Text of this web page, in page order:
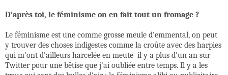
D’après toi, le féminisme on en fait tout un fromage ?
Le féminisme est une comme grosse meule d'emmental, on peut
y trouver des choses indigestes comme la croûte avec des harpies
qui m'ont d'ailleurs harcelée en meute il y a plus d'un an sur
Twitter pour une bêtise que j'ai oubliée entre temps. Il y a les